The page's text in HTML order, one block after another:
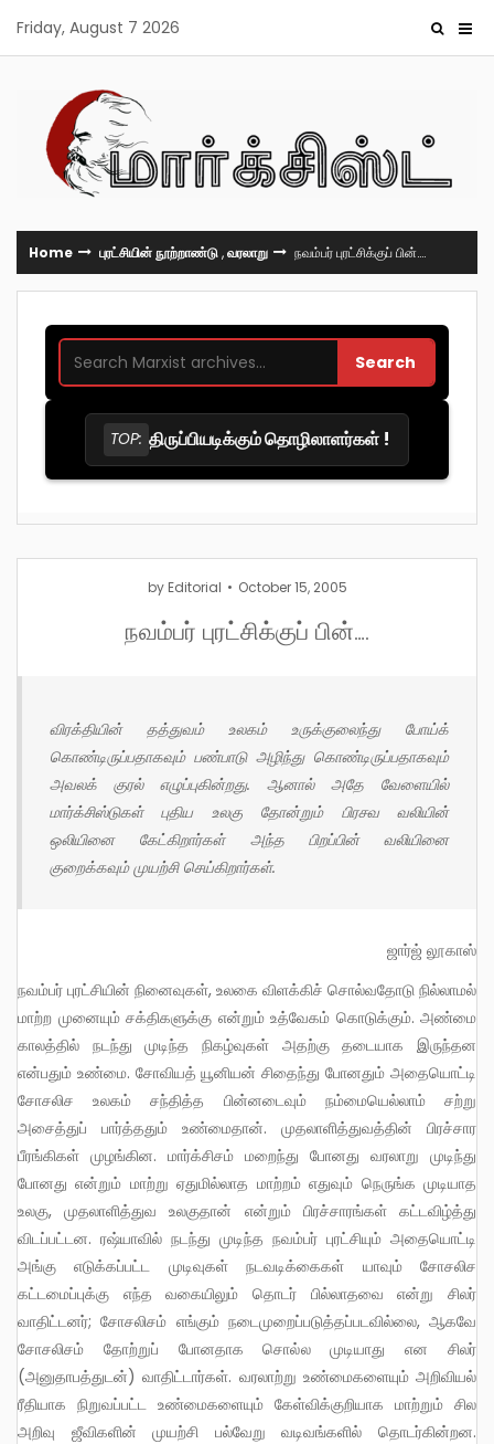
content
Friday, August 7 2026
Home புரட்சியின் நூற்றாண்டு,வரலாறு நவம்பர் புரட்சிக்குப் பின்….
Search
TOP: திருப்பியடிக்கும் தொழிலாளர்கள் !
by Editorial October 15, 2005
நவம்பர் புரட்சிக்குப் பின்….
விரக்தியின் தத்துவம் உலகம் உருக்குலைந்து போய்க்
கொண்டிருப்பதாகவும் பண்பாடு அழிந்து கொண்டிருப்பதாகவும்
அவலக் குரல் எழுப்புகின்றது. ஆனால் அதே வேளையில்
மார்க்சிஸ்டுகள் புதிய உலகு தோன்றும் பிரசவ வலியின்
ஒலியினை கேட்கிறார்கள் அந்த பிறப்பின் வலியினை
குறைக்கவும் முயற்சி செய்கிறார்கள்.
ஜார்ஜ் லூகாஸ்
நவம்பர் புரட்சியின் நினைவுகள், உலகை விளக்கிச் சொல்வதோடு நில்லாமல்
மாற்ற முனையும் சக்திகளுக்கு என்றும் உத்வேகம் கொடுக்கும். அண்மை
காலத்தில் நடந்து முடிந்த நிகழ்வுகள் அதற்கு தடையாக இருந்தன
என்பதும் உண்மை. சோவியத் யூனியன் சிதைந்து போனதும் அதையொட்டி
சோசலிச உலகம் சந்தித்த பின்னடைவும் நம்மையெல்லாம் சற்று
அசைத்துப் பார்த்ததும் உண்மைதான். முதலாளித்துவத்தின் பிரச்சார
பீரங்கிகள் முழங்கின. மார்க்சிசம் மறைந்து போனது வரலாறு முடிந்து
போனது என்றும் மாற்று ஏதுமில்லாத மாற்றம் எதுவும் நெருங்க முடியாத
உலகு, முதலாளித்துவ உலகுதான் என்றும் பிரச்சாரங்கள் கட்டவிழ்த்து
விடப்பட்டன. ரஷ்யாவில் நடந்து முடிந்த நவம்பர் புரட்சியும் அதையொட்டி
அங்கு எடுக்கப்பட்ட முடிவுகள் நடவடிக்கைகள் யாவும் சோசலிச
கட்டமைப்புக்கு எந்த வகையிலும் தொடர் பில்லாதவை என்று சிலர்
வாதிட்டனர்; சோசலிசம் எங்கும் நடைமுறைப்படுத்தப்படவில்லை, ஆகவே
சோசலிசம் தோற்றுப் போனதாக சொல்ல முடியாது என சிலர்
(அனுதாபத்துடன்) வாதிட்டார்கள். வரலாற்று உண்மைகளையும் அறிவியல்
ரீதியாக நிறுவப்பட்ட உண்மைகளையும் கேள்விக்குறியாக மாற்றும் சில
அறிவு ஜீவிகளின் முயற்சி பல்வேறு வடிவங்களில் தொடர்கின்றன.